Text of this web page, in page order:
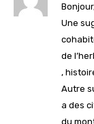
Une
de
,
Autre
a des
du